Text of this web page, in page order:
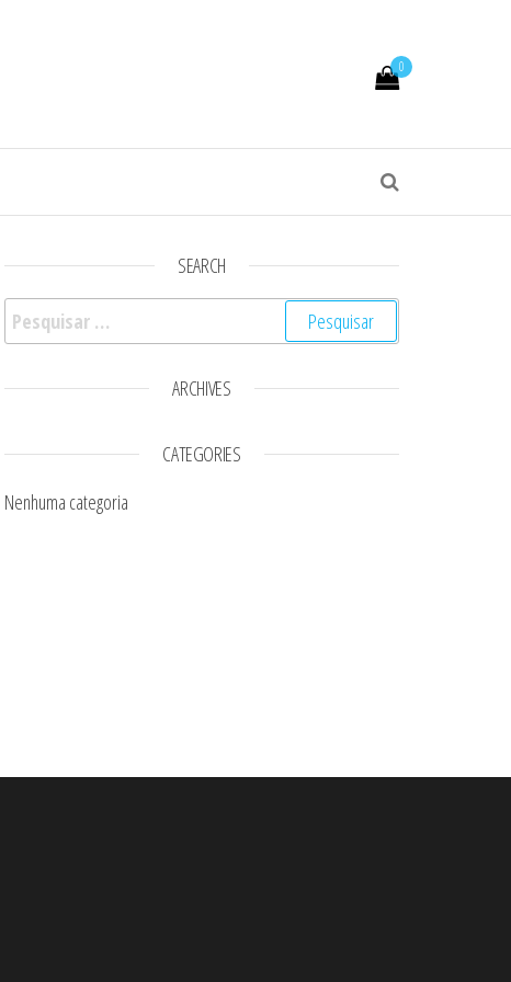
0
SEARCH
Pesquisar por:
ARCHIVES
CATEGORIES
Nenhuma categoria